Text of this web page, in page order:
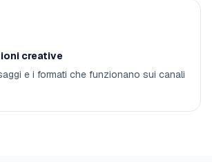
creative
e i formati che funzionano sui canali